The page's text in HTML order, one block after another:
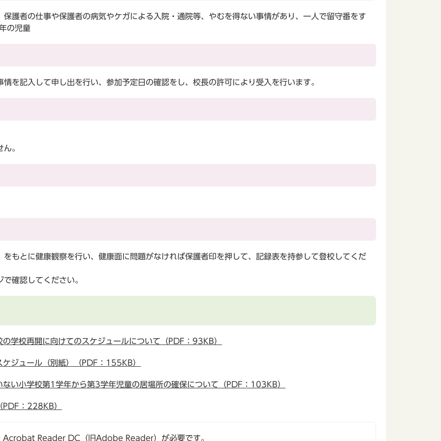
護者の仕事や保護者の病気やケガによる入院・通院等、やむを得ない事情があり、一人で留守番をす
の児童
を記入して申し出を行い、参加予定日の確認をし、校長の許可により受入を行います。
。
もとに健康観察を行い、健康面に問題がなければ保護者印を押して、記録表を持参して登校してくだ
確認してください。
学校再開に向けてのスケジュールについて（PDF：93KB）
ジュール（別紙）（PDF：155KB）
い小学校第1学年から第3学年児童の居場所の確保について（PDF：103KB）
PDF：228KB）
Acrobat Reader DC（旧Adobe Reader）が必要です。